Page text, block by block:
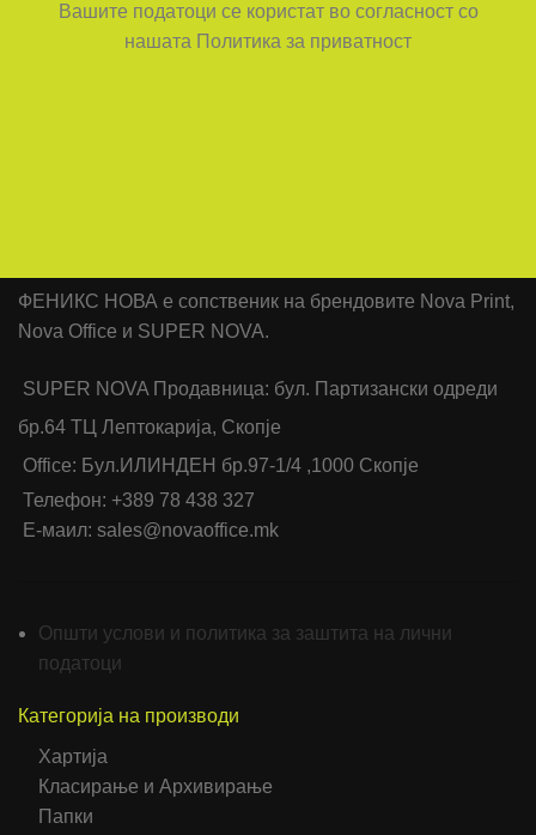
Вашите податоци се користат во согласност со
нашата Политика за приватност
ФЕНИКС НОВА е сопственик на брендовите Nova Print,
Nova Office и SUPER NOVA.
SUPER NOVA Продавница: бул. Партизански одреди
бр.64 ТЦ Лептокарија, Скопје
Office: Бул.ИЛИНДЕН бр.97-1/4 ,1000 Скопје
Телефон: +389 78 438 327
Е-маил: sales@novaoffice.mk
Општи услови и политика за заштита на лични
податоци
Категорија на производи
Хартија
Класирање и Архивирање
Папки